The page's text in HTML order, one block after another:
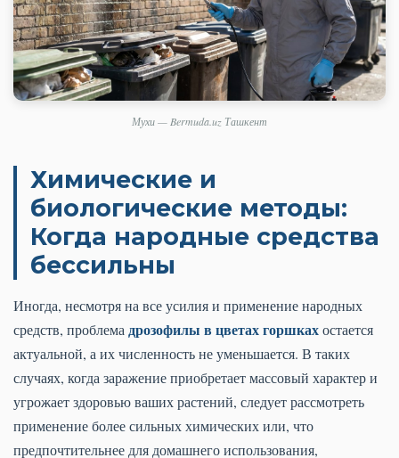
Мухи — Bermuda.uz Ташкент
Химические и
биологические методы:
Когда народные средства
бессильны
Иногда, несмотря на все усилия и применение народных
средств, проблема дрозофилы в цветах горшкахостается
актуальной, а их численность не уменьшается. В таких
случаях, когда заражение приобретает массовый характер и
угрожает здоровью ваших растений, следует рассмотреть
применение более сильных химических или, что
предпочтительнее для домашнего использования,